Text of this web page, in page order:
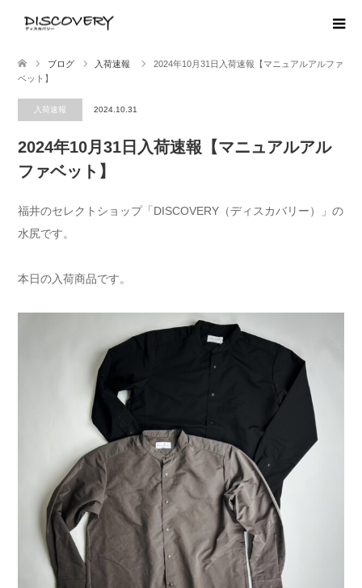
ブログ 入荷速報
2024年10月31日入荷速報【マニュアルアルファ
ベット】
入荷速報 2024.10.31
2024年10月31日入荷速報【マニュアルアル
ファベット】
福井のセレクトショップ「DISCOVERY（ディスカバリー）」の
水尻です。
本日の入荷商品です。